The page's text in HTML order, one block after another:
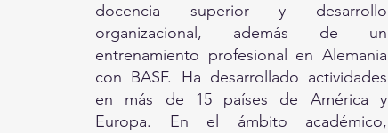
docencia superior y desarrollo
organizacional, además de un
entrenamiento profesional en Alemania
con BASF. Ha desarrollado actividades
en más de 15 países de América y
Europa. En el ámbito académico,